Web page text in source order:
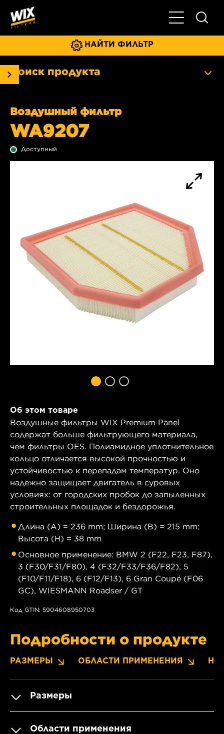
Главное
НАЙТИ ФИЛЬТР
Поиск продукта
Воздушный фильтр
WA9207
Доступный
Об этом товаре
Воздушные фильтры WIX Premium Panel
содержат больше фильтрующего материала,
чем фильтры OES. Полиамидное уплотнительное
кольцо отличается высокой прочностью и
устойчивостью к перепадам температур. Оно
надежно защищает двигатель в суровых
условиях: от городских пробок до запыленных
строительных площадок и бездорожья.
Длина (A) = 236 mm; Ширина (B) = 215 mm;
Высота (H) = 38 mm
Основное применение: BMW 2 (F22, F23, F87),
3 (F30/F31/F80), 4 (F32/F33/F36/F82), 5
(F10/F11/F18), 6 (F12/F13), 6 Gran Coupé (F06
GC), WIESMANN Roadser / GT
Код GTIN: 5904608950703
Подробности о продукте
РАЗМЕРЫ ОБЛАСТИ ПРИМЕНЕНИЯ
Размеры
Области применения